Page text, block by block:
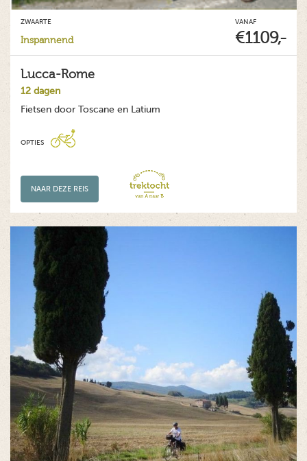
ZWAARTE
Inspannend
VANAF
€1109,-
Lucca-Rome
12 dagen
Fietsen door Toscane en Latium
OPTIES
NAAR DEZE REIS